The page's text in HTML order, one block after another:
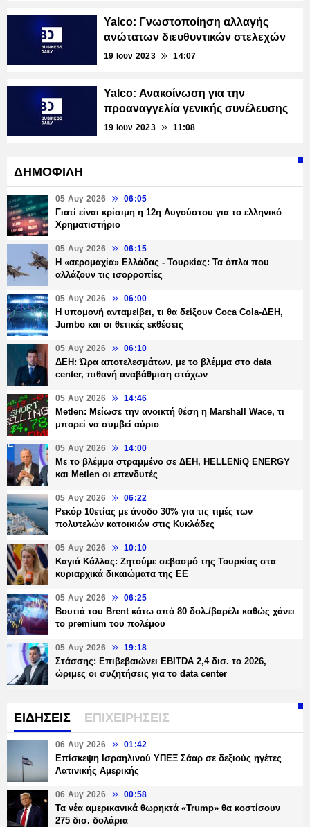
Yalco: Γνωστοποίηση αλλαγής
ανώτατων διευθυντικών στελεχών
19 Ιουν 2023 14:07
Yalco: Ανακοίνωση για την
προαναγγελία γενικής συνέλευσης
19 Ιουν 2023 11:08
ΔΗΜΟΦΙΛΗ
05 Αυγ 2026 06:05
Γιατί είναι κρίσιμη η 12η Αυγούστου για το ελληνικό
Χρηματιστήριο
05 Αυγ 2026 06:15
Η «αερομαχία» Ελλάδας - Τουρκίας: Τα όπλα που
αλλάζουν τις ισορροπίες
05 Αυγ 2026 06:00
Η υπομονή ανταμείβει, τι θα δείξουν Coca Cola-ΔΕΗ,
Jumbo και οι θετικές εκθέσεις
05 Αυγ 2026 06:10
ΔΕΗ: Ώρα αποτελεσμάτων, με το βλέμμα στο data
center, πιθανή αναβάθμιση στόχων
05 Αυγ 2026 14:46
Metlen: Μείωσε την ανοικτή θέση η Marshall Wace, τι
μπορεί να συμβεί αύριο
05 Αυγ 2026 14:00
Με το βλέμμα στραμμένο σε ΔΕΗ, HELLENiQ ENERGY
και Metlen οι επενδυτές
05 Αυγ 2026 06:22
Ρεκόρ 10ετίας με άνοδο 30% για τις τιμές των
πολυτελών κατοικιών στις Κυκλάδες
05 Αυγ 2026 10:10
Καγιά Κάλλας: Ζητούμε σεβασμό της Τουρκίας στα
κυριαρχικά δικαιώματα της ΕΕ
05 Αυγ 2026 06:25
Βουτιά του Brent κάτω από 80 δολ./βαρέλι καθώς χάνει
το premium του πολέμου
05 Αυγ 2026 19:18
Στάσσης: Επιβεβαιώνει EBITDA 2,4 δισ. το 2026,
ώριμες οι συζητήσεις για το data center
ΕΙΔΗΣΕΙΣ ΕΠΙΧΕΙΡΗΣΕΙΣ
06 Αυγ 2026 01:42
Επίσκεψη Ισραηλινού ΥΠΕΞ Σάαρ σε δεξιούς ηγέτες
Λατινικής Αμερικής
06 Αυγ 2026 00:58
Τα νέα αμερικανικά θωρηκτά «Trump» θα κοστίσουν
275 δισ. δολάρια